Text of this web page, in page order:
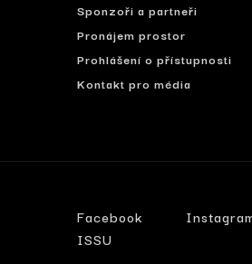
Sponzoři a partneři
Pronájem prostor
Prohlášení o přístupnosti
Kontakt pro média
Facebook
ISSU